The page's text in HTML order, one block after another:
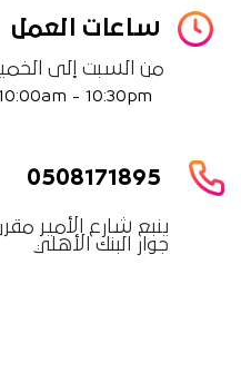
ساعات العمل
- 10:30pm
من السبت إلى
0508171895
ينبع شارع الأمير
جوار البنك الأهلي